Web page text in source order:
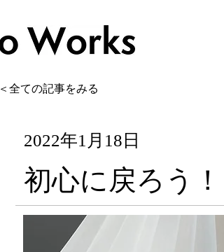
＜全ての記事をみる
2022年1月18日
初心に戻ろう！